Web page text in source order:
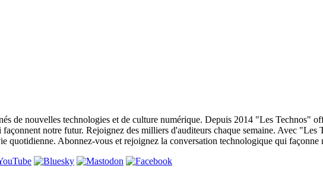
de nouvelles technologies et de culture numérique. Depuis 2014 "Les Technos"
notre futur. Rejoignez des milliers d'auditeurs chaque semaine. Avec "Les
quotidienne. Abonnez-vous et rejoignez la conversation technologique qui façonne